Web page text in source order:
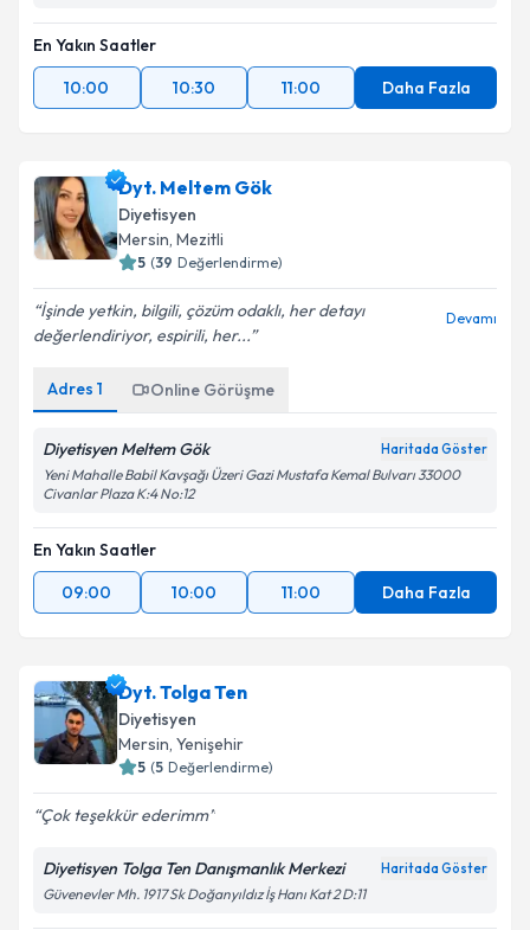
En Yakın Saatler
10:00
10:30 11:00 Daha Fazla
Dyt. Meltem Gök
Diyetisyen
Mersin, Mezitli
5 (39 Değerlendirme)
İşinde yetkin, bilgili, çözüm odaklı, her detayı
değerlendiriyor, espirili, her...
Devamı
Adres 1 Online Görüşme
Diyetisyen Meltem Gök Haritada Göster
Yeni Mahalle Babil Kavşağı Üzeri Gazi Mustafa Kemal Bulvarı 33000
Civanlar Plaza K:4 No:12
En Yakın Saatler
09:00
10:00 11:00 Daha Fazla
Dyt. Tolga Ten
Diyetisyen
Mersin, Yenişehir
5 (5 Değerlendirme)
Çok teşekkür ederimm
Diyetisyen Tolga Ten Danışmanlık Merkezi Haritada Göster
Güvenevler Mh. 1917 Sk Doğanyıldız İş Hanı Kat 2 D:11